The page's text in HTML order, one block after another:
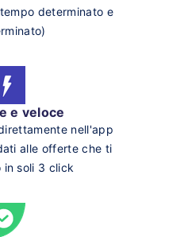
determinato e
e veloce
nell'app
alle offerte che ti
in soli 3 click